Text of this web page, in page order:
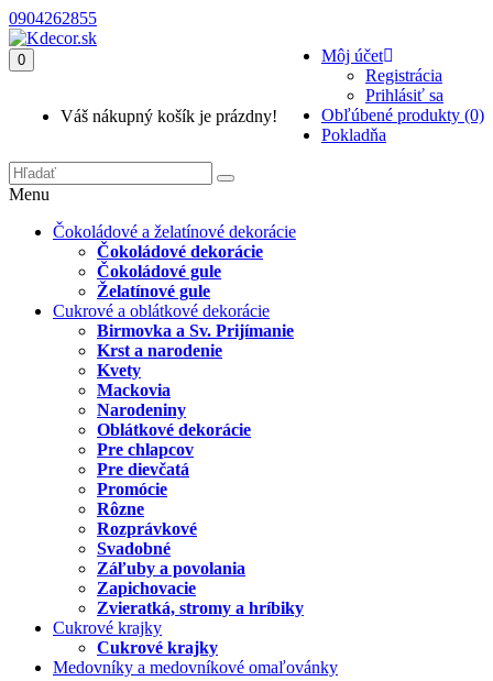
0904262855
Môj účet
Registrácia
Prihlásiť sa
Obľúbené produkty (0)
Pokladňa
0
Váš nákupný košík je prázdny!
Menu
Čokoládové a želatínové dekorácie
Čokoládové dekorácie
Čokoládové gule
Želatínové gule
Cukrové a oblátkové dekorácie
Birmovka a Sv. Prijímanie
Krst a narodenie
Kvety
Mackovia
Narodeniny
Oblátkové dekorácie
Pre chlapcov
Pre dievčatá
Promócie
Rôzne
Rozprávkové
Svadobné
Záľuby a povolania
Zapichovacie
Zvieratká, stromy a hríbiky
Cukrové krajky
Cukrové krajky
Medovníky a medovníkové omaľovánky